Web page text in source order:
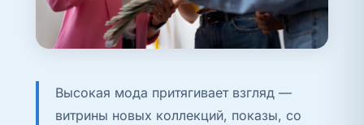
Высокая мода притягивает взгляд —
витрины новых коллекций, показы, со